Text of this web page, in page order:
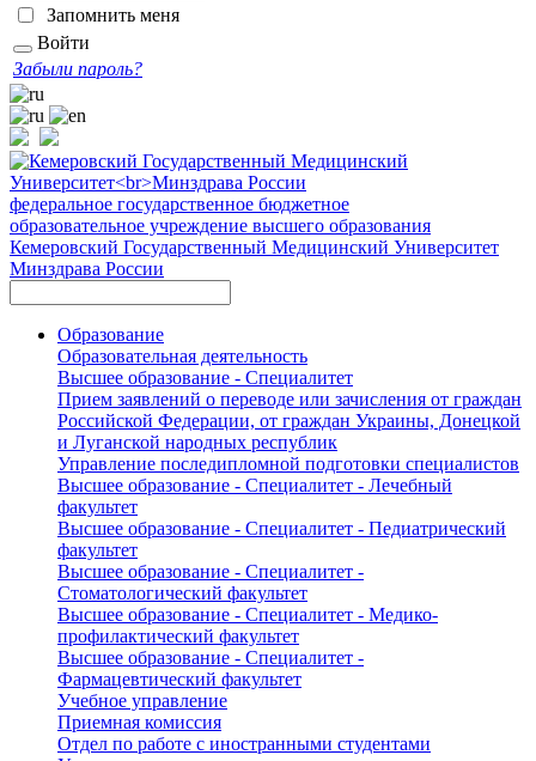
Запомнить меня
Войти
Забыли пароль?
федеральное государственное бюджетное
образовательное учреждение высшего образования
Кемеровский Государственный Медицинский Университет
Минздрава России
Образование
Образовательная деятельность
Высшее образование - Специалитет
Прием заявлений о переводе или зачисления от граждан
Российской Федерации, от граждан Украины, Донецкой
и Луганской народных республик
Управление последипломной подготовки специалистов
Высшее образование - Специалитет - Лечебный
факультет
Высшее образование - Специалитет - Педиатрический
факультет
Высшее образование - Специалитет -
Стоматологический факультет
Высшее образование - Специалитет - Медико-
профилактический факультет
Высшее образование - Специалитет -
Фармацевтический факультет
Учебное управление
Приемная комиссия
Отдел по работе с иностранными студентами